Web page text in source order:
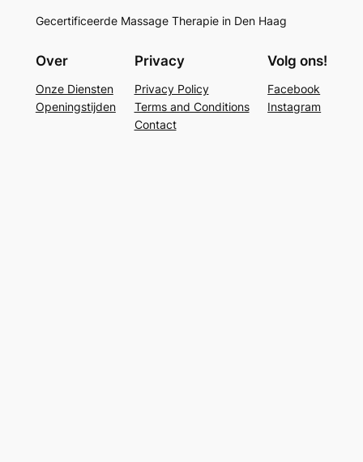
Gecertificeerde Massage Therapie in Den Haag
Over
Onze Diensten
Openingstijden
Privacy
Privacy Policy
Terms and Conditions
Contact
Volg ons!
Facebook
Instagram